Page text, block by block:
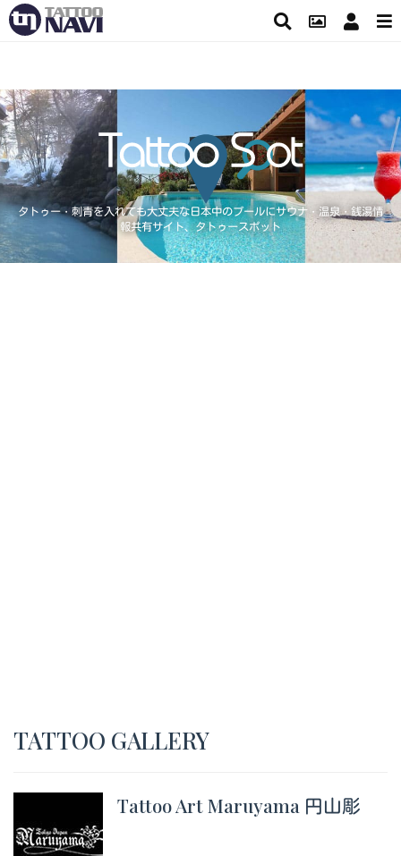
タトゥー・刺青を入れても大丈夫な日本中のプールにサウナ・温泉・銭湯情
報共有サイト、タトゥースポット
TATTOO GALLERY
Tattoo Art Maruyama 円山彫